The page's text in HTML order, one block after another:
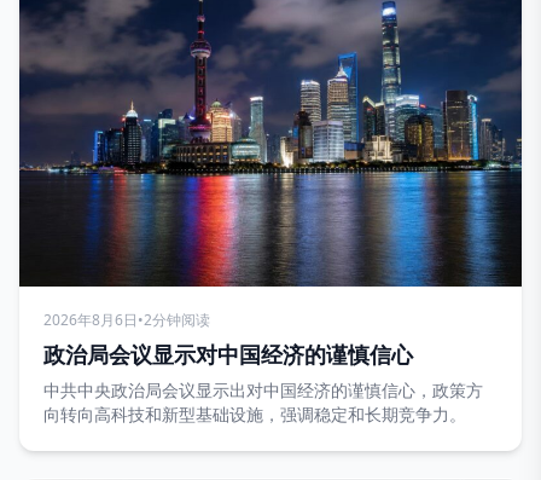
2026年8月6日•2分钟阅读
政治局会议显示对中国经济的谨慎信心
中共中央政治局会议显示出对中国经济的谨慎信心，政策方
向转向高科技和新型基础设施，强调稳定和长期竞争力。